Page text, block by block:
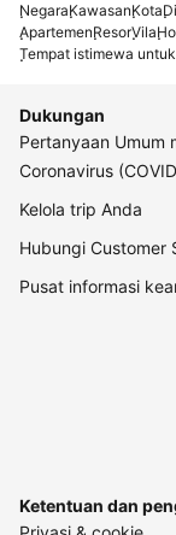
NegaraKawasanKota
ApartemenResorVila
Tempat istimewa
Dukungan
Pertanyaan Umum
Coronavirus
Kelola trip Anda
Hubungi Customer
Pusat informasi
Ketentuan dan